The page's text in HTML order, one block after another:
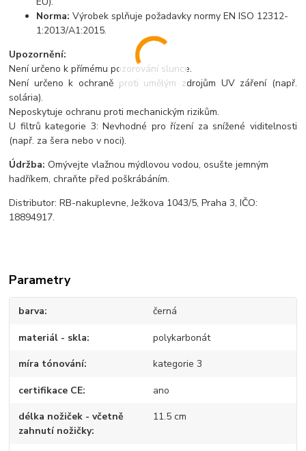
Norma:Výrobek splňuje požadavky normy EN ISO 12312-
1:2013/A1:2015.
Upozornění:
Není určeno k přímému pozorování slunce.
Není určeno k ochraně proti umělým zdrojům UV záření (např.
solária).
Neposkytuje ochranu proti mechanickým rizikům.
U filtrů kategorie 3: Nevhodné pro řízení za snížené viditelnosti
(např. za šera nebo v noci).
Údržba: Omývejte vlažnou mýdlovou vodou, osušte jemným
hadříkem, chraňte před poškrábáním.
Distributor: RB-nakuplevne, Ježkova 1043/5, Praha 3, IČO:
18894917.
Parametry
barva černá
materiál - skla polykarbonát
míra tónování kategorie 3
certifikace CE ano
délka nožiček - včetně
zahnutí nožičky
11.5 cm